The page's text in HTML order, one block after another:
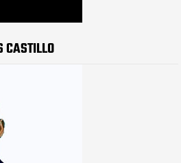
CASTILLO